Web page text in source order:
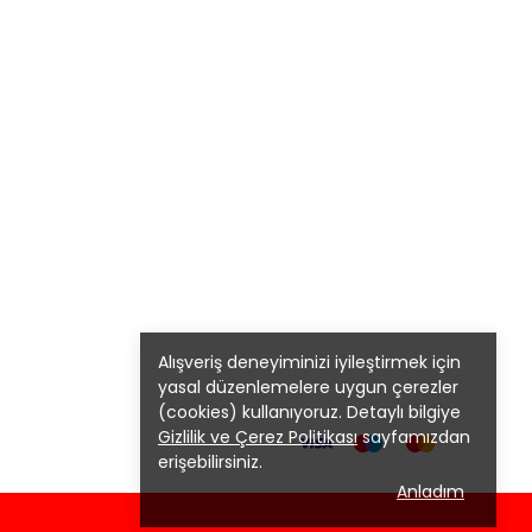
Alışveriş deneyiminizi iyileştirmek için
yasal düzenlemelere uygun çerezler
(cookies) kullanıyoruz. Detaylı bilgiye
Gizlilik ve Çerez Politikasısayfamızdan
erişebilirsiniz.
Anladım